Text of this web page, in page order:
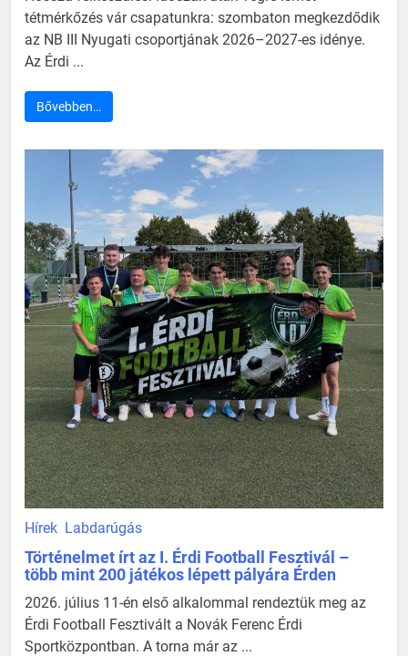
tétmérkőzés vár csapatunkra: szombaton megkezdődik
az NB III Nyugati csoportjának 2026–2027-es idénye.
Az Érdi ...
Bővebben…
Hírek Labdarúgás
Történelmet írt az I. Érdi Football Fesztivál –
több mint 200 játékos lépett pályára Érden
2026. július 11-én első alkalommal rendeztük meg az
Érdi Football Fesztivált a Novák Ferenc Érdi
Sportközpontban. A torna már az ...